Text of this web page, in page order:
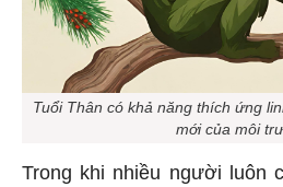
Tuổi Thân có khả năng thích ứng
mới của môi
Trong khi nhiều người luôn